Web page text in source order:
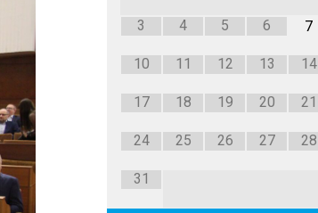
3 4 5 6 7
10 11 12 13 14
17 18 19 20 21
24 25 26 27 28
31